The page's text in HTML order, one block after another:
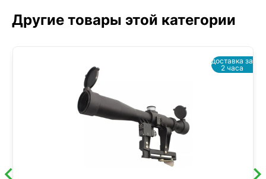
Другие товары этой категории
доставка за
2 часа